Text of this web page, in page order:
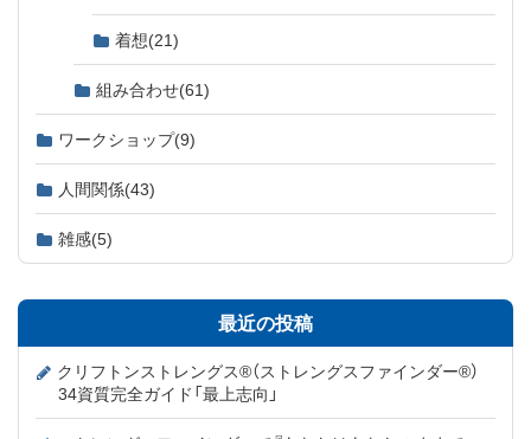
着想(21)
組み合わせ(61)
ワークショップ(9)
人間関係(43)
雑感(5)
最近の投稿
クリフトンストレングス®（ストレングスファインダー®）
34資質完全ガイド「最上志向」